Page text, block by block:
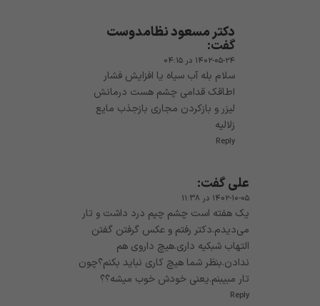
دکتر مسعود نظامدوست
گفت:
۱۴۰۲-۰۵-۲۴ در ۰۴:۱۵
سلام بله آب سیاه یا افزایش فشار
اطاقک قدامی چشم هست درمانش
لیزر و بازکردن مجاری بازجذب مایع
زلالیه
Reply
علیگفت:
۱۴۰۲-۱۰-۰۵ در ۱۱:۳۸
یک هفته است چشم چپم درد داشت و تار
می‌دیدم.دکتر رفتم و عکس گرفتن گفتن
التهاب شبکیه داری.هیچ داروی هم
ندادن.بنظر شما هیچ کاری نباید بکنم؟چون
تار مبیبنم.یعنی خودش خوب میشه؟؟
Reply